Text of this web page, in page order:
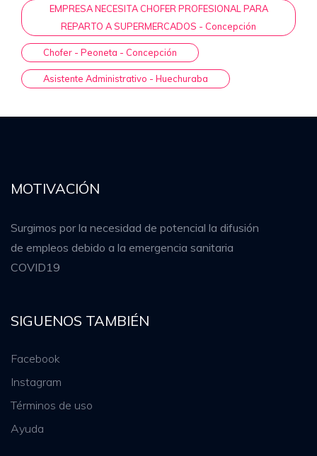
EMPRESA NECESITA CHOFER PROFESIONAL PARA
REPARTO A SUPERMERCADOS - Concepción
Chofer - Peoneta - Concepción
Asistente Administrativo - Huechuraba
MOTIVACIÓN
Surgimos por la necesidad de potencial la difusión
de empleos debido a la emergencia sanitaria
COVID19
SIGUENOS TAMBIÉN
Facebook
Instagram
Términos de uso
Ayuda